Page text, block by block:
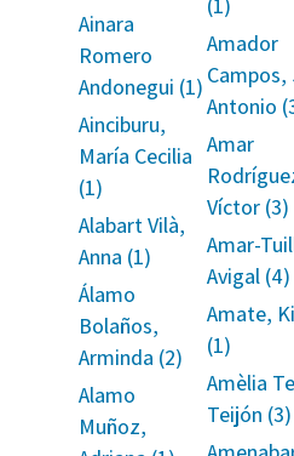
Ainara
Romero
Andonegui (1)
Ainciburu,
María Cecilia
(1)
Alabart Vilà,
Anna (1)
Álamo
Bolaños,
Arminda (2)
Alamo
Muñoz,
Amador
Campos,
Antonio
Amar
Víctor (3)
Amar-
Avigal (4)
Amate,
(1)
Amèlia
Teijón (3)